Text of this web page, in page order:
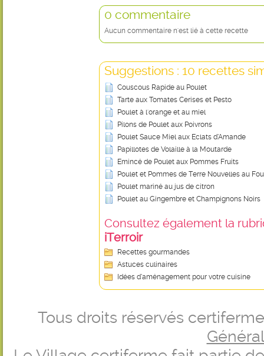
0 commentaire
Aucun commentaire n'est lié à cette recette
Suggestions : 10 recettes
Couscous Rapide au Poulet
Tarte aux Tomates Cerises et Pesto
Poulet à l'orange et au miel
Pilons de Poulet aux Poivrons
Poulet Sauce Miel aux Eclats d’Amande
Papillotes de Volaille à la Moutarde
Emincé de Poulet aux Pommes Fruits
Poulet et Pommes de Terre Nouvelles au
Poulet mariné au jus de citron
Poulet au Gingembre et Champignons Noirs
Consultez également la
iTerroir
Recettes gourmandes
Astuces culinaires
Idées d’aménagement pour votre cuisine
Tous droits réservés